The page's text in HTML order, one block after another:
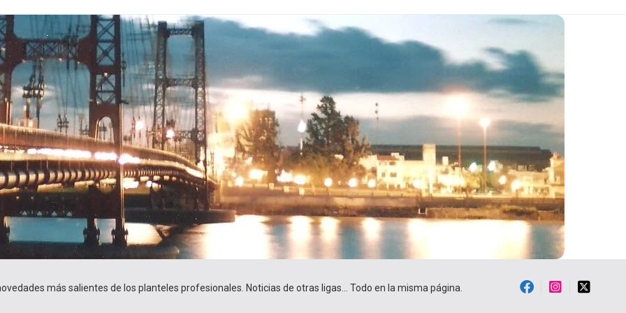
más salientes de los planteles profesionales. Noticias de otras ligas… Todo en la misma página.